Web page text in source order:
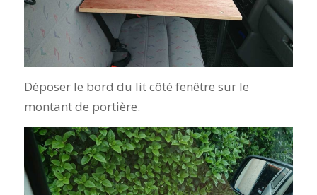
Déposer le bord du lit côté fenêtre sur le
montant de portière.